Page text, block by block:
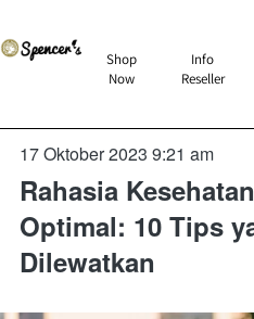
`
Shop
Now
` Info
Reseller
17 Oktober 2023 9:21 am
Rahasia
Optimal: 10 Tips
Dilewatkan